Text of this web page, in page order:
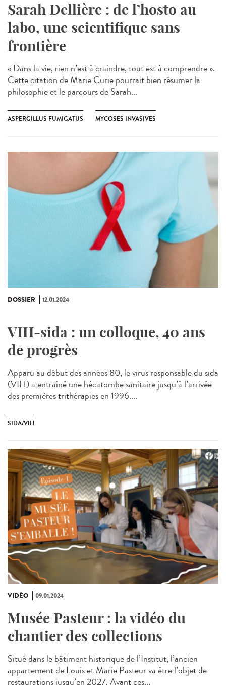
Sarah Dellière : de l’hosto au
labo, une scientifique sans
frontière
« Dans la vie, rien n’est à craindre, tout est à comprendre ».
Cette citation de Marie Curie pourrait bien résumer la
philosophie et le parcours de Sarah...
ASPERGILLUS FUMIGATUS MYCOSES INVASIVES
DOSSIER 12.01.2024
VIH-sida : un colloque, 40 ans
de progrès
Apparu au début des années 80, le virus responsable du sida
(VIH) a entrainé une hécatombe sanitaire jusqu’à l’arrivée
des premières trithérapies en 1996....
SIDA/VIH
VIDÉO 09.01.2024
Musée Pasteur : la vidéo du
chantier des collections
Situé dans le bâtiment historique de l’Institut, l’ancien
appartement de Louis et Marie Pasteur va être l’objet de
restaurations jusqu’en 2027. Avant ces...